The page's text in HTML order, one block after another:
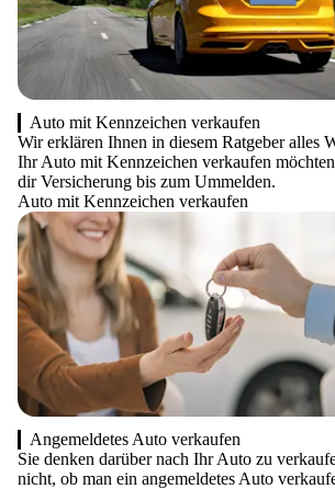
Auto mit Kennzeichen verkaufen
Wir erklären Ihnen in diesem Ratgeber alles
Ihr Auto mit Kennzeichen verkaufen
dir Versicherung bis zum Ummelden.
Auto mit Kennzeichen verkaufen
Angemeldetes Auto verkaufen
Sie denken darüber nach Ihr Auto zu
nicht, ob man ein angemeldetes Auto